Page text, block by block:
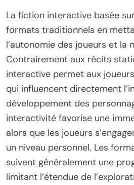
La fiction interactive basée
formats traditionnels en
l’autonomie des joueurs et la
Contrairement aux récits
interactive permet aux
qui influencent directement
développement des
interactivité favorise une
alors que les joueurs
un niveau personnel. Les
suivent généralement une
limitant l’étendue de